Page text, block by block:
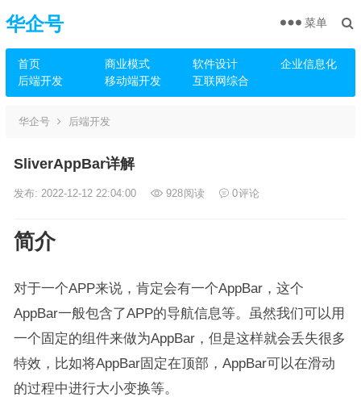
华企号
首页 商业模式 软件设计
企业信息化
后端开发
移动端开发 互联网综合
菜单
华企号 后端开发
SliverAppBar详解
发布: 2022-12-12 22:04:00 928阅读 0评论
简介
对于一个APP来说，肯定会有一个AppBar，这个
AppBar一般包含了APP的导航信息等。虽然我们可以用
一个固定的组件来做为AppBar，但是这样就会丢失很多
特效，比如将AppBar固定在顶部，AppBar可以在滑动
的过程中进行大小变换等。